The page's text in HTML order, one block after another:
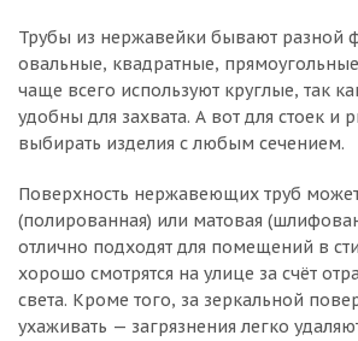
Трубы из нержавейки бывают разной
овальные, квадратные,
чаще всего используют круглые, так
удобны для захвата. А вот для стоек и
выбирать изделия с любым сечением.
Поверхность нержавеющих труб
(полированная) или матовая
отлично подходят для помещений в
хорошо смотрятся на улице за счёт
света. Кроме того, за зеркальной
ухаживать — загрязнения легко